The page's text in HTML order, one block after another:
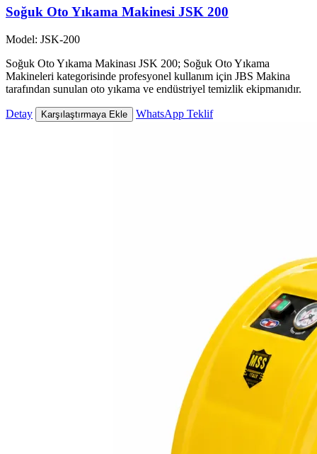
Soğuk Oto Yıkama Makinesi JSK 200
Model: JSK-200
Soğuk Oto Yıkama Makinası JSK 200; Soğuk Oto Yıkama
Makineleri kategorisinde profesyonel kullanım için JBS Makina
tarafından sunulan oto yıkama ve endüstriyel temizlik ekipmanıdır.
Detay Karşılaştırmaya Ekle WhatsApp Teklif